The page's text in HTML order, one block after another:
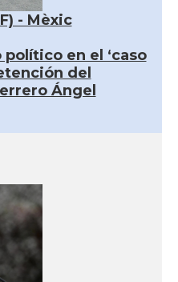
- Mèxic
en el ‘caso
del
Ángel